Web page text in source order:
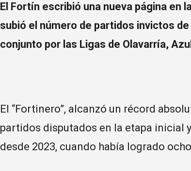
El Fortín escribió una nueva página en
subió el número de partidos invictos
conjunto por las Ligas de Olavarría,
El “Fortinero”, alcanzó un récord
partidos disputados en la etapa inicial
desde 2023, cuando había logrado